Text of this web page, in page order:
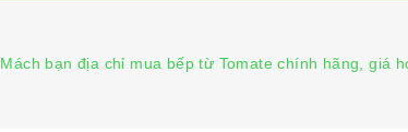
Mách bạn địa chỉ mua bếp từ Tomate chính hãng, giá